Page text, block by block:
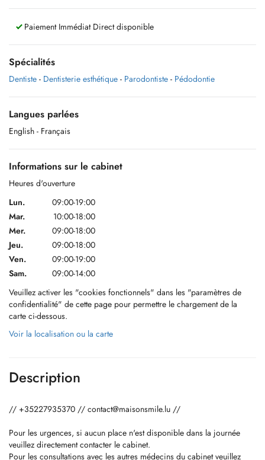
Paiement Immédiat Direct disponible
Spécialités
Dentiste - Dentisterie esthétique - Parodontiste - Pédodontie
Langues parlées
English - Français
Informations sur le cabinet
Heures d'ouverture
Lun.
09:00-19:00
Mar.
10:00-18:00
Mer.
09:00-18:00
Jeu.
09:00-18:00
Ven.
09:00-19:00
Sam.
09:00-14:00
Veuillez activer les "cookies fonctionnels" dans les "paramètres de
confidentialité" de cette page pour permettre le chargement de la
carte ci-dessous.
Voir la localisation ou la carte
Description
// +35227935370 // contact@maisonsmile.lu //
Pour les urgences, si aucun place n'est disponible dans la journée
veuillez directement contacter le cabinet.
Pour les consultations avec les autres médecins du cabinet veuillez